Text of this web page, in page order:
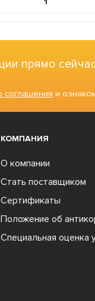
прямо
соглашения и
КОМПАНИЯ
О компании
Стать поставщиком
Сертификаты
Положение об
Специальная оценка